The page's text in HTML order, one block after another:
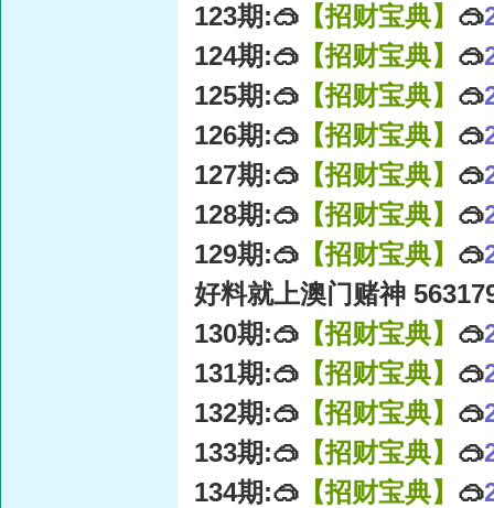
123期:🥽 【招财宝典】 🥽
124期:🥽 【招财宝典】 🥽
125期:🥽 【招财宝典】 🥽
126期:🥽 【招财宝典】 🥽
127期:🥽 【招财宝典】 🥽
128期:🥽 【招财宝典】 🥽
129期:🥽 【招财宝典】 🥽
好料就上澳门赌神
130期:🥽 【招财宝典】 🥽
131期:🥽 【招财宝典】 🥽
132期:🥽 【招财宝典】 🥽
133期:🥽 【招财宝典】 🥽
134期:🥽 【招财宝典】 🥽